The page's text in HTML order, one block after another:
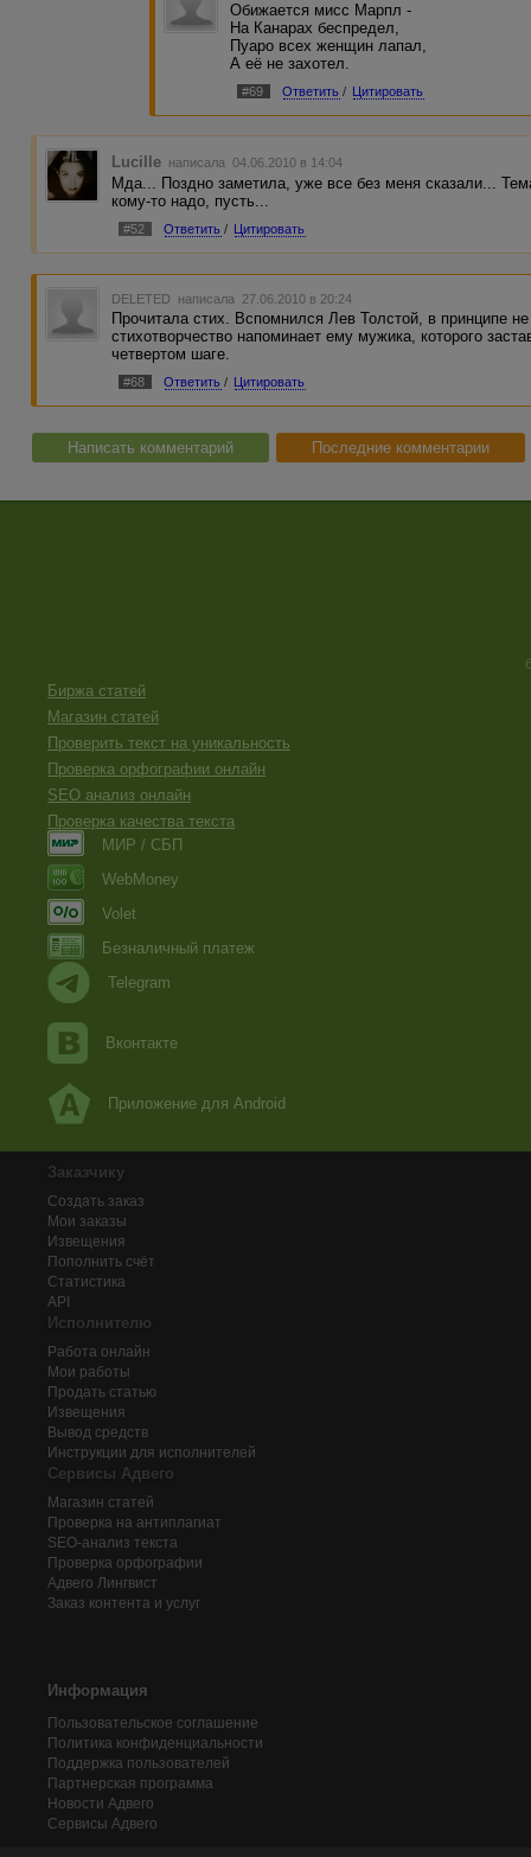
Показав тебе телеканал
Отже, ти напевно переміг
Завтра буде інший маргінал
Нам покажуть ЗМІ що він зміг
Що тобі вручає М1
В твоїх снах, в твоїх солодких снах
Показав тебе телеканал
Отже, ти напевно переміг
Завтра буде інший маргінал
Нам покажуть ЗМІ що він зміг
Обижается мисс Марпл -
На Канарах беспредел,
Пуаро всех женщин лапал,
А её не захотел.
#69 Ответить / Цитировать
Lucille написала 04.06.2010 в 14:04
Мда... Поздно заметила, уже все без меня сказали...
кому-то надо, пусть...
#52 Ответить / Цитировать
DELETED написала 27.06.2010 в 20:24
Прочитала стих. Вспомнился Лев Толстой, в принципе
стихотворчество напоминает ему мужика, которого
четвертом шаге.
#68 Ответить / Цитировать
Написать комментарий Последние комментарии
Биржа статей
Магазин статей
Проверить текст на уникальность
Проверка орфографии онлайн
SEO анализ онлайн
Проверка качества текста
МИР / СБП
WebMoney
Volet
Безналичный платеж
Telegram
Вконтакте
Приложение для Android
Заказчику
Создать заказ
Мои заказы
Извещения
Пополнить счёт
Статистика
API
Исполнителю
Работа онлайн
Мои работы
Продать статью
Извещения
Вывод средств
Инструкции для исполнителей
Сервисы Адвего
Магазин статей
Проверка на антиплагиат
SEO-анализ текста
Проверка орфографии
Адвего Лингвист
Заказ контента и услуг
Информация
Пользовательское соглашение
Политика конфиденциальности
Поддержка пользователей
Партнерская программа
Новости Адвего
Сервисы Адвего